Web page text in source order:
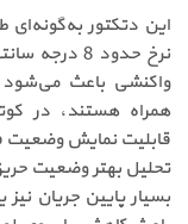
این دتکتور
نرخ حدود 8
واکنشی باعث می‌شود
همراه هستند، در
قابلیت نمایش وضعیت
تحلیل بهتر وضعیت
بسیار پایین جریان